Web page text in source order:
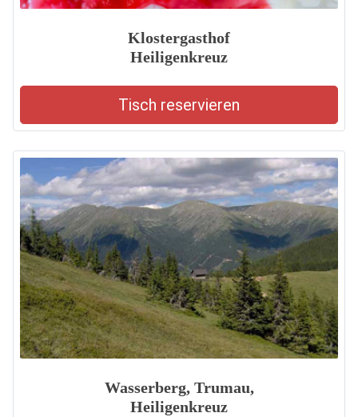
Klostergasthof
Heiligenkreuz
Tisch reservieren
Wasserberg, Trumau,
Heiligenkreuz